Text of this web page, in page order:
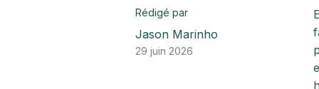
Rédigé par
Jason Marinho
29 juin 2026